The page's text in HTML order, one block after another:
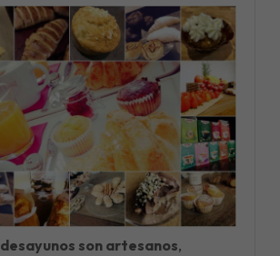
desayunos son artesanos,